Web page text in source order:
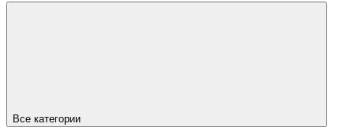
Все категории